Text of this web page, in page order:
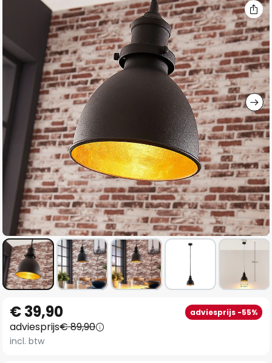
van
de
afbeeldingen-
naar
het
begin
€ 39,90 adviesprijs -55%
adviesprijs€ 89,90
incl. btw